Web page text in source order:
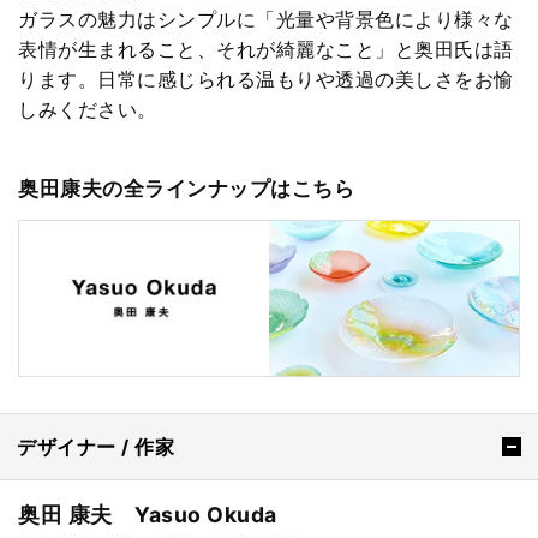
ガラスの魅力はシンプルに「光量や背景色により様々な
表情が生まれること、それが綺麗なこと」と奥田氏は語
ります。日常に感じられる温もりや透過の美しさをお愉
しみください。
奥田康夫の全ラインナップはこちら
デザイナー / 作家
奥田 康夫 Yasuo Okuda